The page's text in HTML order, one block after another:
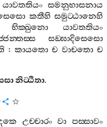
යාවතතියං සමනුභාසනාය
කතීහි සමුට‍්ඨානෙහි
භික‍්ඛුනො
යාවතතියං
සඞ‍්ඝාදිසෙසො
:කායතො ච වාචතො ච
නිට‍්ඨිතා.
උච‍්චාරං වා පස‍්සාවං